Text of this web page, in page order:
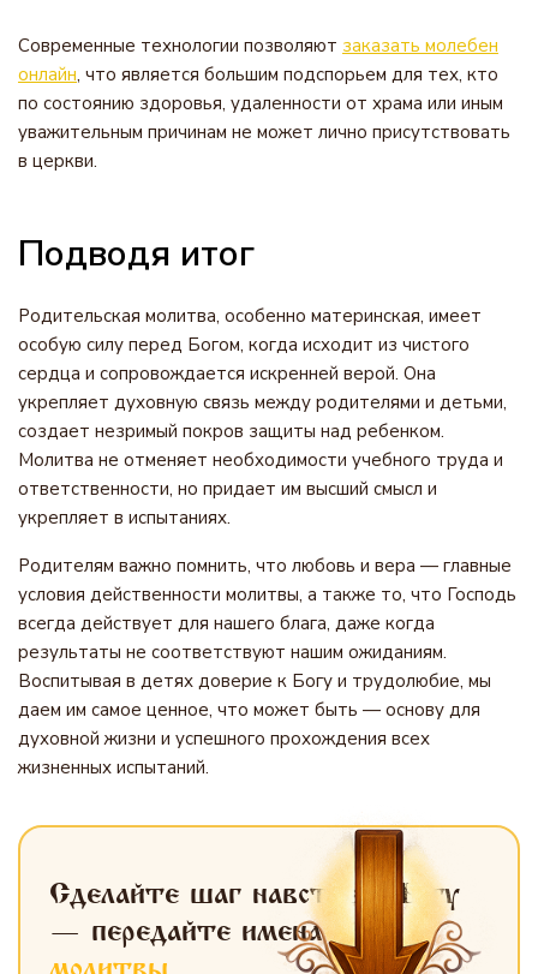
Современные технологии позволяют заказать молебен
онлайн, что является большим подспорьем для тех, кто
по состоянию здоровья, удаленности от храма или иным
уважительным причинам не может лично присутствовать
в церкви.
Подводя итог
Родительская молитва, особенно материнская, имеет
особую силу перед Богом, когда исходит из чистого
сердца и сопровождается искренней верой. Она
укрепляет духовную связь между родителями и детьми,
создает незримый покров защиты над ребенком.
Молитва не отменяет необходимости учебного труда и
ответственности, но придает им высший смысл и
укрепляет в испытаниях.
Родителям важно помнить, что любовь и вера — главные
условия действенности молитвы, а также то, что Господь
всегда действует для нашего блага, даже когда
результаты не соответствуют нашим ожиданиям.
Воспитывая в детях доверие к Богу и трудолюбие, мы
даем им самое ценное, что может быть — основу для
духовной жизни и успешного прохождения всех
жизненных испытаний.
Сделайте шаг навстречу Богу
— передайте именадля